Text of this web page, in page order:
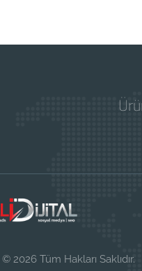
2026 Tüm Hakları Saklıdır.